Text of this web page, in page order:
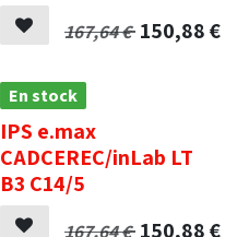
167,64€ 150,88€
En stock
IPS e.max
CADCEREC/inLab LT
B3 C14/5
167,64€ 150,88€